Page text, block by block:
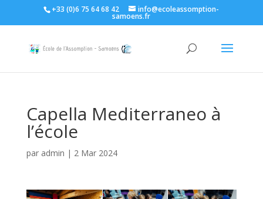
+33 (0)6 75 64 68 42 info@ecoleassomption-
samoens.fr
Capella Mediterraneo à
l’école
par admin | 2 Mar 2024